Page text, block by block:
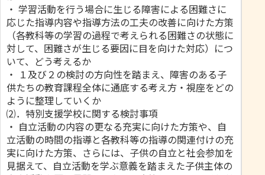
・ 学習活動を行う場合に生じる障害による困難さに
応じた指導内容や指導方法の工夫の改善に向けた方策
（各教科等の学習の過程で考えられる困難さの状態に
対して、困難さが生じる要因に目を向けた対応）につ
いて、どう考えるか
・ １及び２の検討の方向性を踏まえ、障害のある子
供たちの教育課程全体に通底する考え方・視座をどの
ように整理していくか
⑵．特別支援学校に関する検討事項
・ 自立活動の内容の更なる充実に向けた方策や、自
立活動の時間の指導と各教科等の指導の関連付けの充
実に向けた方策、さらには、子供の自立と社会参加を
見据えて、自立活動を学ぶ意義を踏まえた子供主体の